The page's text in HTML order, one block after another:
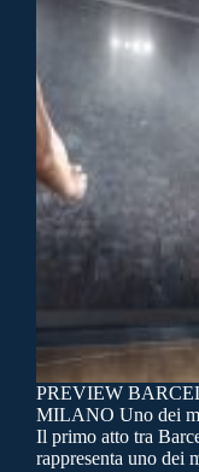
PREVIEW
MILANO Uno dei
Il primo atto tra
rappresenta uno dei